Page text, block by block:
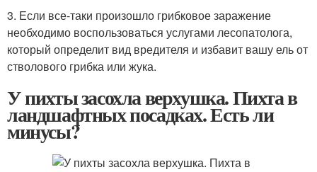
3. Если все-таки произошло грибковое заражение
необходимо воспользоваться услугами лесопатолога,
который определит вид вредителя и избавит вашу ель от
стволового грибка или жука.
У пихты засохла верхушка. Пихта в
ландшафтных посадках. Есть ли
минусы?